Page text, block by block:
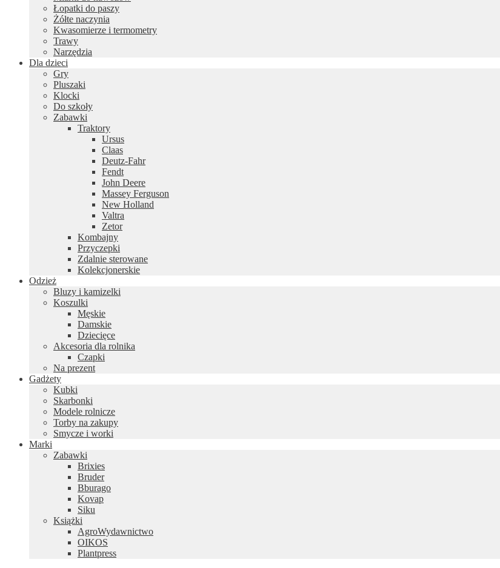
Łopatki do paszy
Żółte naczynia
Kwasomierze i termometry
Trawy
Narzędzia
Dla dzieci
Gry
Pluszaki
Klocki
Do szkoły
Zabawki
Traktory
Ursus
Claas
Deutz-Fahr
Fendt
John Deere
Massey Ferguson
New Holland
Valtra
Zetor
Kombajny
Przyczepki
Zdalnie sterowane
Kolekcjonerskie
Odzież
Bluzy i kamizelki
Koszulki
Męskie
Damskie
Dziecięce
Akcesoria dla rolnika
Czapki
Na prezent
Gadżety
Kubki
Skarbonki
Modele rolnicze
Torby na zakupy
Smycze i worki
Marki
Zabawki
Brixies
Bruder
Bburago
Kovap
Siku
Książki
AgroWydawnictwo
OIKOS
Plantpress